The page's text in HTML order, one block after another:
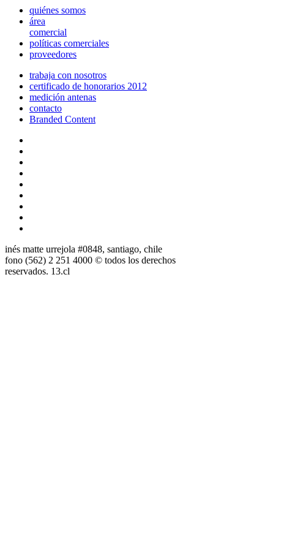
quiénes somos
área
comercial
políticas comerciales
proveedores
trabaja con nosotros
certificado de honorarios 2012
medición antenas
contacto
Branded Content
inés matte urrejola #0848, santiago, chile
fono (562) 2 251 4000 © todos los derechos
reservados. 13.cl